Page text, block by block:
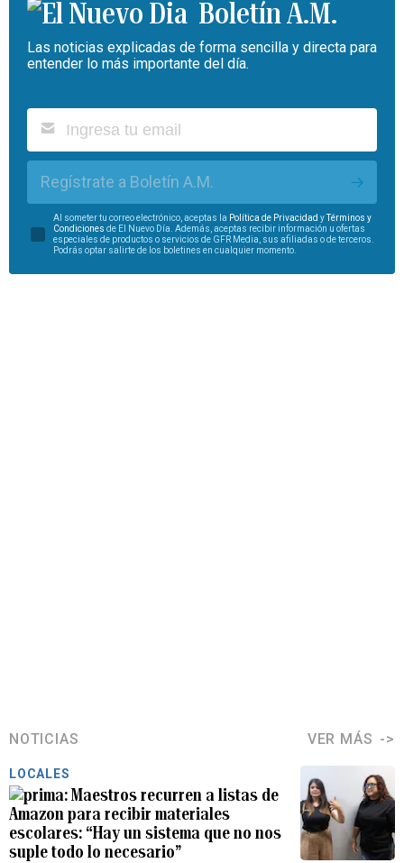
Boletín A.M.
Las noticias explicadas de forma sencilla y directa para
entender lo más importante del día.
Regístrate a Boletín A.M.
Al someter tu correo electrónico, aceptas la Política de Privacidad yTérminos y
Condiciones de El Nuevo Día. Además, aceptas recibir información u ofertas
especiales de productos o servicios de GFR Media, sus afiliadas o de terceros.
Podrás optar salirte de los boletines en cualquier momento.
NOTICIAS VER MÁS
LOCALES
Maestros recurren a listas de
Amazon para recibir materiales
escolares: “Hay un sistema que no nos
suple todo lo necesario”